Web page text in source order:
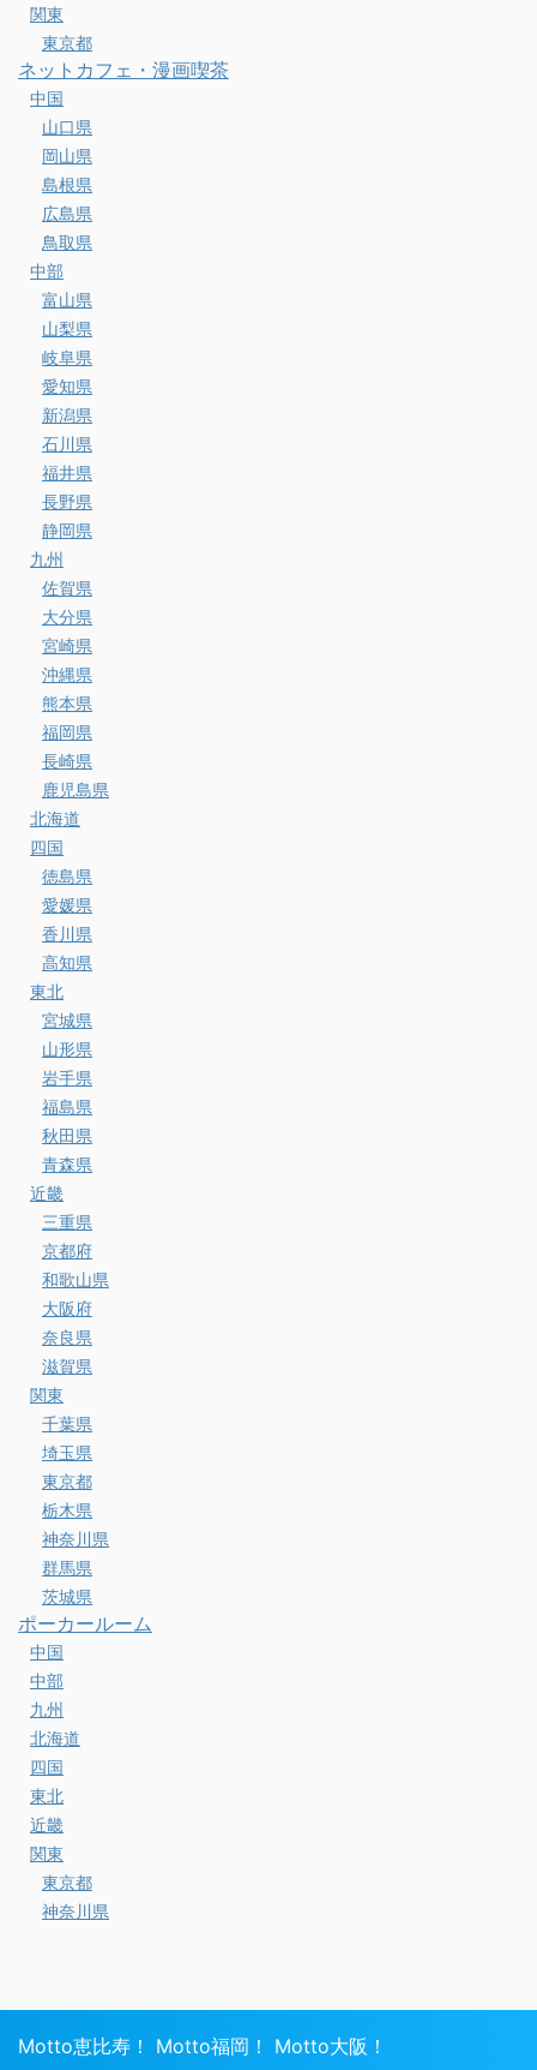
関東
東京都
ネットカフェ・漫画喫茶
中国
山口県
岡山県
島根県
広島県
鳥取県
中部
富山県
山梨県
岐阜県
愛知県
新潟県
石川県
福井県
長野県
静岡県
九州
佐賀県
大分県
宮崎県
沖縄県
熊本県
福岡県
長崎県
鹿児島県
北海道
四国
徳島県
愛媛県
香川県
高知県
東北
宮城県
山形県
岩手県
福島県
秋田県
青森県
近畿
三重県
京都府
和歌山県
大阪府
奈良県
滋賀県
関東
千葉県
埼玉県
東京都
栃木県
神奈川県
群馬県
茨城県
ポーカールーム
中国
中部
九州
北海道
四国
東北
近畿
関東
東京都
神奈川県
Motto恵比寿！ Motto福岡！ Motto大阪！